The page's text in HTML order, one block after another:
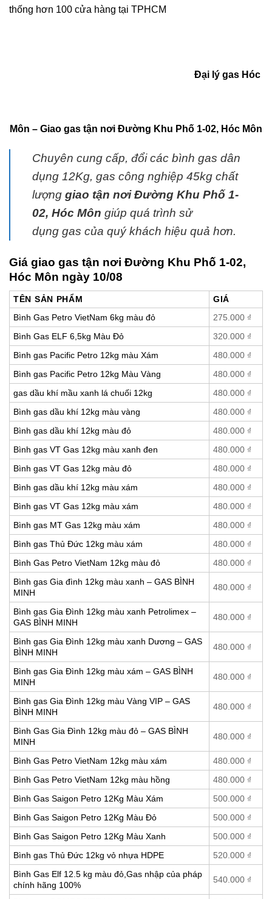
thống hơn 100 cửa hàng tại TPHCM
Đại lý gas Hóc
Môn – Giao gas tận nơi Đường Khu Phố 1-02, Hóc Môn
Chuyên cung cấp, đổi các bình gas dân
dụng 12Kg, gas công nghiệp 45kg chất
lượng giao tận nơi Đường Khu Phố 1-
02, Hóc Môn giúp quá trình sử
dụng gas của quý khách hiệu quả hơn.
Giá giao gas tận nơi Đường Khu Phố 1-02,
Hóc Môn ngày 10/08
TÊN SẢN PHẨM
GIÁ
Bình Gas Petro VietNam 6kg màu đỏ
275.000 ₫
Bình Gas ELF 6,5kg Màu Đỏ
320.000 ₫
Bình gas Pacific Petro 12kg màu Xám
480.000 ₫
Bình gas Pacific Petro 12kg Màu Vàng
480.000 ₫
gas dầu khí mầu xanh lá chuối 12kg
480.000 ₫
Bình gas dầu khí 12kg màu vàng
480.000 ₫
Bình gas dầu khí 12kg màu đỏ
480.000 ₫
Bình gas VT Gas 12kg màu xanh đen
480.000 ₫
Bình gas VT Gas 12kg màu đỏ
480.000 ₫
Bình gas dầu khí 12kg màu xám
480.000 ₫
Bình gas VT Gas 12kg màu xám
480.000 ₫
Bình gas MT Gas 12kg màu xám
480.000 ₫
Bình gas Thủ Đức 12kg màu xám
480.000 ₫
Bình Gas Petro VietNam 12kg màu đỏ
480.000 ₫
Bình gas Gia đình 12kg màu xanh – GAS BÌNH
MINH
480.000 ₫
Bình gas Gia Đình 12kg màu xanh Petrolimex –
GAS BÌNH MINH
480.000 ₫
Bình gas Gia Đình 12kg màu xanh Dương – GAS
BÌNH MINH
480.000 ₫
Bình gas Gia Đình 12kg màu xám – GAS BÌNH
MINH
480.000 ₫
Bình gas Gia Đình 12kg màu Vàng VIP – GAS
BÌNH MINH
480.000 ₫
Bình Gas Gia Đình 12kg màu đỏ – GAS BÌNH
MINH
480.000 ₫
Bình Gas Petro VietNam 12kg màu xám 480.000 ₫
Bình Gas Petro VietNam 12kg màu hồng
480.000 ₫
Bình Gas Saigon Petro 12Kg Màu Xám
500.000 ₫
Bình Gas Saigon Petro 12Kg Màu Đỏ
500.000 ₫
Bình Gas Saigon Petro 12Kg Màu Xanh
500.000 ₫
Bình gas Thủ Đức 12kg vỏ nhựa HDPE
520.000 ₫
Bình Gas Elf 12.5 kg màu đỏ,Gas nhập của pháp
chính hãng 100%
540.000 ₫